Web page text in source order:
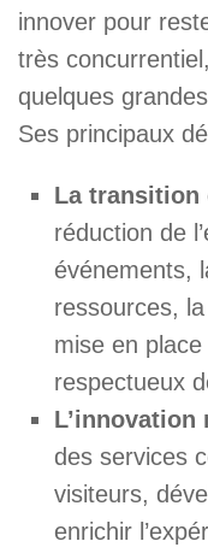
innover pour
très
quelques
Ses principaux
La transition
réduction de
événements,
ressources,
mise en
respectueux
L’innovation
des services
visiteurs,
enrichir